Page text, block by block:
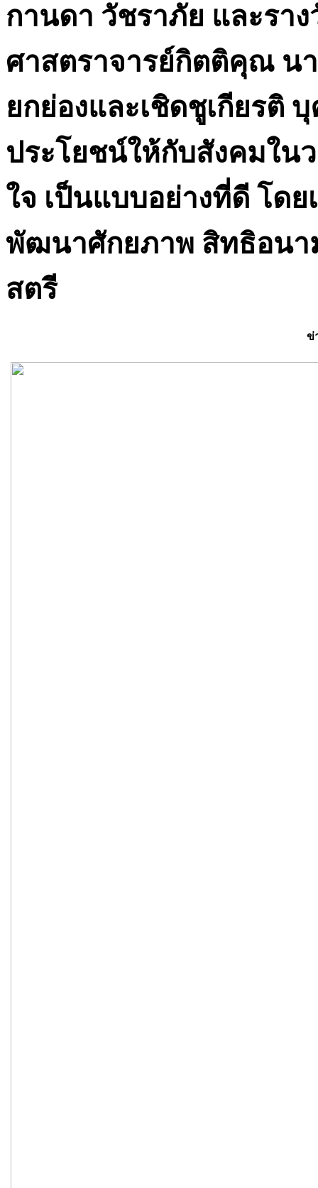
กานดา วัชราภัย และร
ศาสตราจารย์กิตติคุณ น
ยกย่องและเชิดชูเกียรติ
ประโยชน์ให้กับสังคมใน
ใจ เป็นแบบอย่างที่ดี โด
พัฒนาศักยภาพ สิทธิอนา
สตรี
ข่